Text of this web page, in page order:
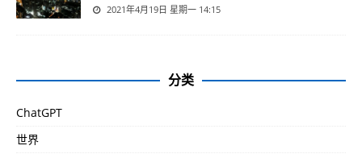
2021年4月19日 星期一 14:15
分类
ChatGPT
世界